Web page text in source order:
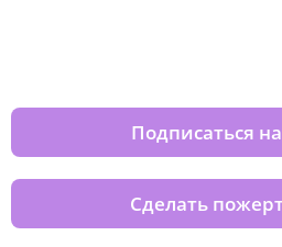
Подписаться
Сделать